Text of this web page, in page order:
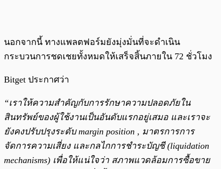
นอกจากนี้ ทางแพลตฟอร์มยังมุ่งมั่นที่จะดำเนิน
กระบวนการชดเชยทั้งหมดให้เสร็จสิ้นภายใน 72 ชั่วโมง
Bitget ประกาศว่า
“เราให้ความสำคัญกับการรักษาความปลอดภัยใน
สินทรัพย์ของผู้ใช้งานเป็นอันดับแรกอยู่เสมอ และเราจะ
ยังคงปรับปรุงระดับmargin position , มาตรการการ
จัดการความเสี่ยง และกลไกการชำระบัญชี(liquidation
mechanisms) เพื่อให้แน่ใจว่า สภาพแวดล้อมการซื้อขาย